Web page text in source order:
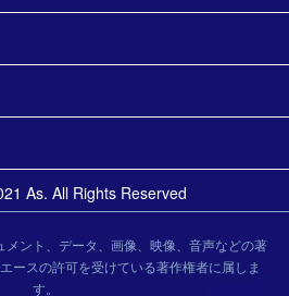
As. All Rights Reserved
ント、データ、画像、映像、音声などの著
ースの許可を受けている著作権者に属しま
す。